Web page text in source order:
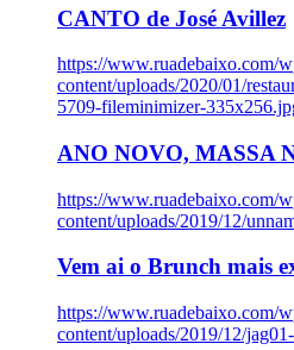
CANTO de José Avillez
https://www.ruadebaixo.com/
content/uploads/2020/01/
5709-fileminimizer-
ANO NOVO, MASSA
https://www.ruadebaixo.com/
content/uploads/2019/12/
Vem ai o Brunch mais
https://www.ruadebaixo.com/
content/uploads/2019/12/